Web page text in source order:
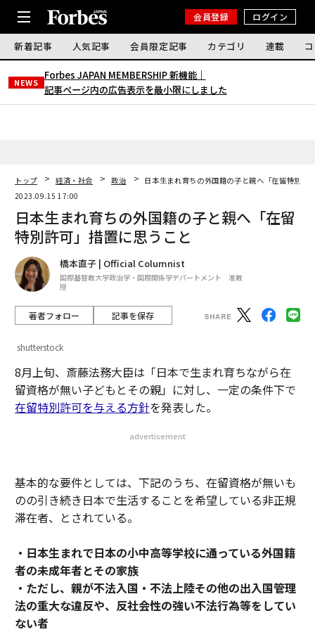
会員登録 ログイン
新着記事 人気記事 会員限定記事 カテゴリ 連載
NEWS
Forbes JAPAN MEMBERSHIP 新機能｜
記事ページ内の広告表示を最小限にしました
トップ 経済・社会 政治
日本生まれ育ちの外国籍の子と親へ「在留特別許
2023.09.15 17:00
日本生まれ育ちの外国籍の子と親へ「在留
特別許可」措置に思うこと
橋本直子 | Official Columnist
国際基督教大学政治学・国際関係学デパートメント 准教
授
著者フォロー 記事を保存
shutterstock
8月上旬、斎藤法務大臣は「日本で生まれ育ちながら在
留資格が無い子どもとその親」に対し、一定の条件下で
在留特別許可を与える方針を発表した。
advertisement
基本的な要件としては、下記のうち、在留資格が無いも
のの引き続き日本で生活することを希望している非正規
滞在者、とされている。
・日本生まれで日本の小中高等学校に通っている外国籍
者の未成年者とその家族
・ただし、親が不法入国・不法上陸その他の出入国管理
法の重大な違反や、反社会性の強い不法行為等をしてい
ない者